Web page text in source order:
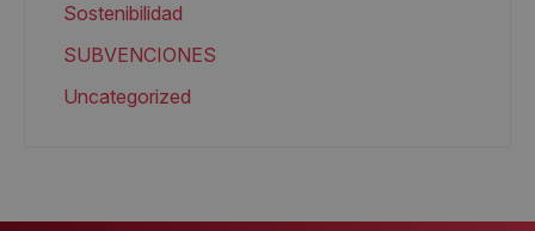
Sostenibilidad
SUBVENCIONES
Uncategorized